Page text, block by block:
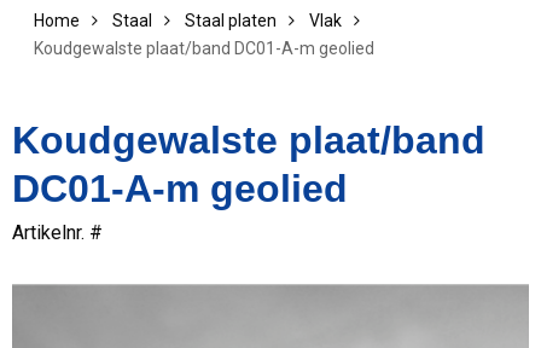
Home Staal Staal platen
Vlak
Koudgewalste plaat/band DC01-A-m geolied
Koudgewalste plaat/band
DC01-A-m geolied
Artikelnr. #